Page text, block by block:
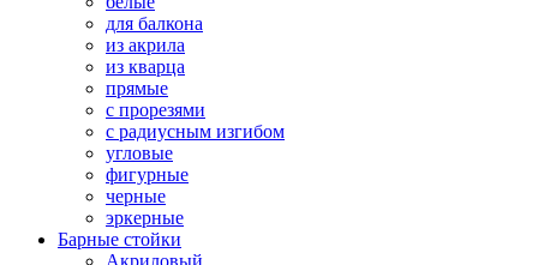
для балкона
из акрила
из кварца
прямые
с прорезями
с радиусным изгибом
угловые
фигурные
черные
эркерные
Барные стойки
Акриловый